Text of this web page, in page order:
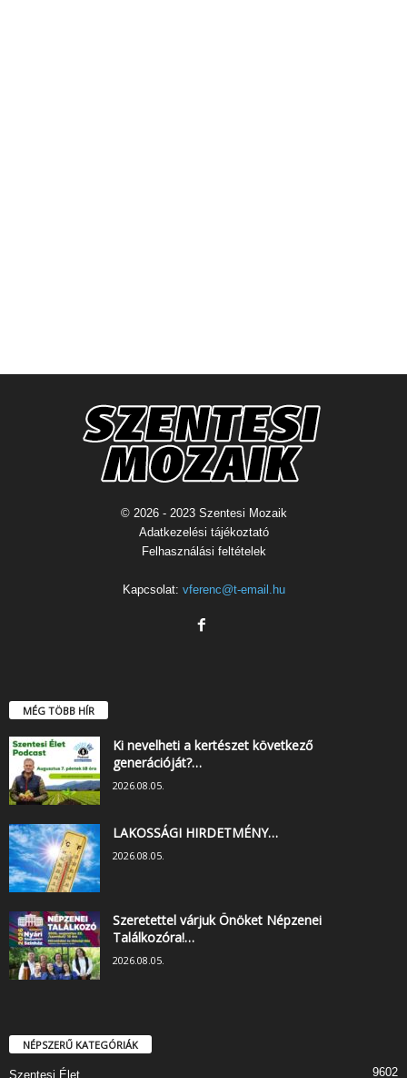
© 2026 - 2023 Szentesi Mozaik
Adatkezelési tájékoztató
Felhasználási feltételek
Kapcsolat: vferenc@t-email.hu
MÉG TÖBB HÍR
Ki nevelheti a kertészet következő
generációját?…
2026.08.05.
LAKOSSÁGI HIRDETMÉNY…
2026.08.05.
Szeretettel várjuk Önöket Népzenei
Találkozóra!…
2026.08.05.
NÉPSZERŰ KATEGÓRIÁK
Szentesi Élet 9602